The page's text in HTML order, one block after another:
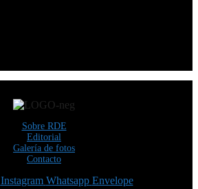
Sobre RDE
Editorial
Galería de fotos
Contacto
Instagram Whatsapp Envelope